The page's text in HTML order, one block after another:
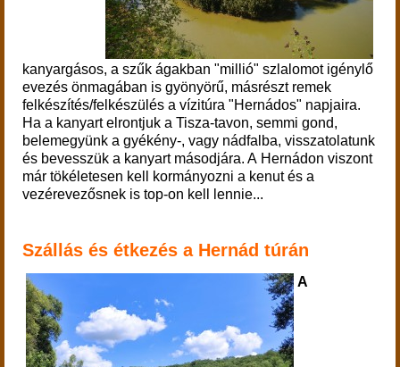
kanyargásos, a szűk ágakban "millió" szlalomot igénylő
evezés önmagában is gyönyörű, másrészt remek
felkészítés/felkészülés a vízitúra "Hernádos" napjaira.
Ha a kanyart elrontjuk a Tisza-tavon, semmi gond,
belemegyünk a gyékény-, vagy nádfalba, visszatolatunk
és bevesszük a kanyart másodjára. A Hernádon viszont
már tökéletesen kell kormányozni a kenut és a
vezérevezősnek is top-on kell lennie...
Szállás és étkezés a Hernád túrán
A